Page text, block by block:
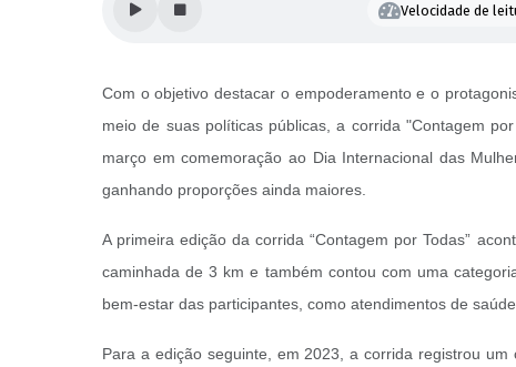
Velocidade de
Com o objetivo destacar o empoderamento e o
meio de suas políticas públicas, a corrida "Contagem
março em comemoração ao Dia Internacional das
ganhando proporções ainda maiores.
A primeira edição da corrida “Contagem por Todas”
caminhada de 3 km e também contou com uma
bem-estar das participantes, como atendimentos de
Para a edição seguinte, em 2023, a corrida registrou